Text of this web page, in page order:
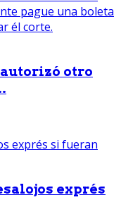
otro
exprés